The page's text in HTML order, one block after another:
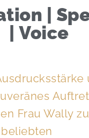
|
| Voice
Frau Wally zu